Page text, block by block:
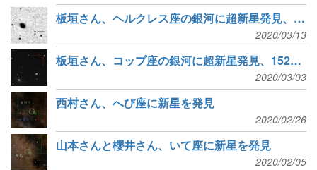
板垣さん、ヘルクレス座の銀河に超新星発見、153個目
2020/03/13
板垣さん、コップ座の銀河に超新星発見、152個目
2020/03/03
西村さん、へび座に新星を発見
2020/02/26
山本さんと櫻井さん、いて座に新星を発見
2020/02/05